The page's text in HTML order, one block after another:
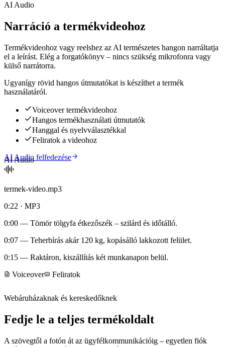
AI Audio
Narráció a termékvideohoz
Termékvideohoz vagy reelshez az AI természetes hangon narráltatja
el a leírást. Elég a forgatókönyv – nincs szükség mikrofonra vagy
külső narrátorra.
Ugyanígy rövid hangos útmutatókat is készíthet a termék
használatáról.
Voiceover termékvideohoz
Hangos termékhasználati útmutatók
Hanggal és nyelvválasztékkal
Feliratok a videohoz
AI Audio felfedezése
AI Audio
termek-video.mp3
0:22 · MP3
0:00 — Tömör tölgyfa étkezőszék – szilárd és időtálló.
0:07 — Teherbírás akár 120 kg, kopásálló lakkozott felület.
0:15 — Raktáron, kiszállítás két munkanapon belül.
Voiceover
Feliratok
Webáruházaknak és kereskedőknek
Fedje le a teljes termékoldalt
A szövegtől a fotón át az ügyfélkommunikációig – egyetlen fiók